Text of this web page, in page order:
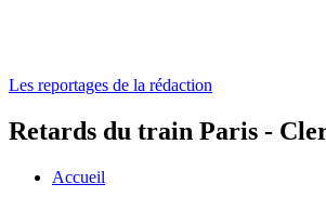
Les reportages de la rédaction
Retards du train Paris -
Accueil